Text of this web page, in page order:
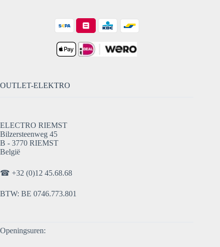
OUTLET-ELEKTRO
ELECTRO RIEMST
Bilzersteenweg 45
B - 3770 RIEMST
België
☎ +32 (0)12 45.68.68
BTW: BE 0746.773.801
Openingsuren: